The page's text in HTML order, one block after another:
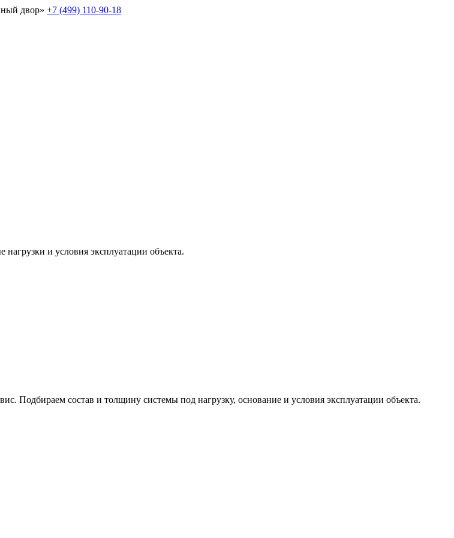
двор» +7 (499) 110-90-18
и условия эксплуатации объекта.
Подбираем состав и толщину системы под нагрузку, основание и условия эксплуатации объекта.